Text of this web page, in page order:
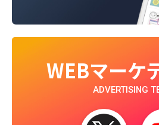
WEBマーケ
ADVERTISING